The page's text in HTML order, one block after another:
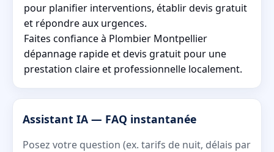
pour planifier interventions, établir devis gratuit
et répondre aux urgences.
Faites confiance à Plombier Montpellier
dépannage rapide et devis gratuit pour une
prestation claire et professionnelle localement.
Assistant IA — FAQ instantanée
Posez votre question (ex. tarifs de nuit, délais par